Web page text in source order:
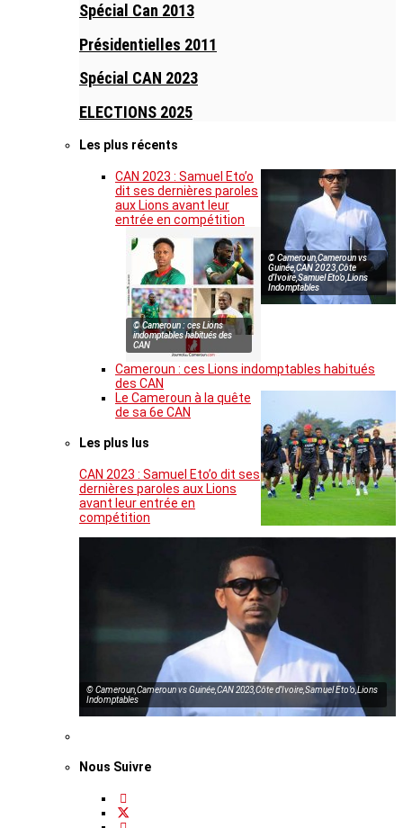
Spécial Can 2013
Présidentielles 2011
Spécial CAN 2023
ELECTIONS 2025
Les plus récents
© Cameroun,Cameroun vs
Guinée,CAN 2023,Côte
d’Ivoire,Samuel Eto’o,Lions
Indomptables
CAN 2023 : Samuel Eto’o
dit ses dernières paroles
aux Lions avant leur
entrée en compétition
© Cameroun : ces Lions
indomptables habitués des
CAN
Cameroun : ces Lions indomptables habitués
des CAN
Le Cameroun à la quête
de sa 6e CAN
Les plus lus
CAN 2023 : Samuel Eto’o dit ses
dernières paroles aux Lions
avant leur entrée en
compétition
© Cameroun,Cameroun vs Guinée,CAN 2023,Côte d’Ivoire,Samuel Eto’o,Lions
Indomptables
Nous Suivre